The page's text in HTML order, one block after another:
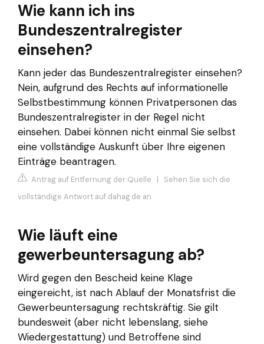
Wie kann ich ins
Bundeszentralregister
einsehen?
Kann jeder das Bundeszentralregister einsehen?
Nein, aufgrund des Rechts auf informationelle
Selbstbestimmung können Privatpersonen das
Bundeszentralregister in der Regel nicht
einsehen. Dabei können nicht einmal Sie selbst
eine vollständige Auskunft über Ihre eigenen
Einträge beantragen.
Antrag auf Entfernung der Quelle | Sehen Sie sich die
vollständige Antwort auf dahag.de an
Wie läuft eine
gewerbeuntersagung ab?
Wird gegen den Bescheid keine Klage
eingereicht, ist nach Ablauf der Monatsfrist die
Gewerbeuntersagung rechtskräftig. Sie gilt
bundesweit (aber nicht lebenslang, siehe
Wiedergestattung) und Betroffene sind